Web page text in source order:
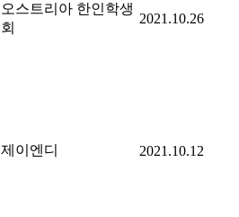
오스트리아 한인학생
회
2021.10.26
제이엔디 2021.10.12